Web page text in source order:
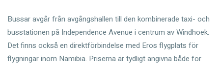
Bussar avgår från avgångshallen till den kombinerade taxi- och
busstationen på Independence Avenue i centrum av Windhoek.
Det finns också en direktförbindelse med Eros flygplats för
flygningar inom Namibia. Priserna är tydligt angivna både för